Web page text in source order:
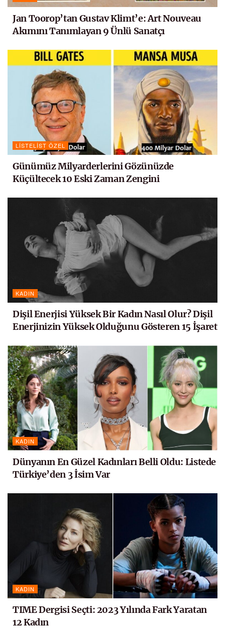
Jan Toorop’tan Gustav Klimt’e: Art Nouveau
Akımını Tanımlayan 9 Ünlü Sanatçı
LISTELIST ÖZEL
Günümüz Milyarderlerini Gözünüzde
Küçültecek 10 Eski Zaman Zengini
KADIN
Dişil Enerjisi Yüksek Bir Kadın Nasıl Olur? Dişil
Enerjinizin Yüksek Olduğunu Gösteren 15 İşaret
KADIN
Dünyanın En Güzel Kadınları Belli Oldu: Listede
Türkiye’den 3 İsim Var
KADIN
TIME Dergisi Seçti: 2023 Yılında Fark Yaratan
12 Kadın